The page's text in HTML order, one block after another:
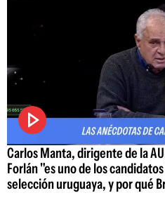
Carlos Manta, dirigente de la
Forlán "es uno de los
selección uruguaya, y por qué